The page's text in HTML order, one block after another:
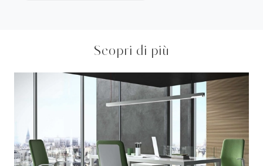
Scopri di più